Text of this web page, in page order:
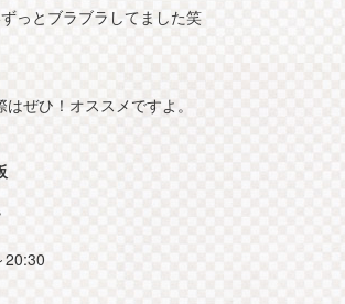
っとブラブラしてました笑
ぜひ！オススメですよ。
20:30